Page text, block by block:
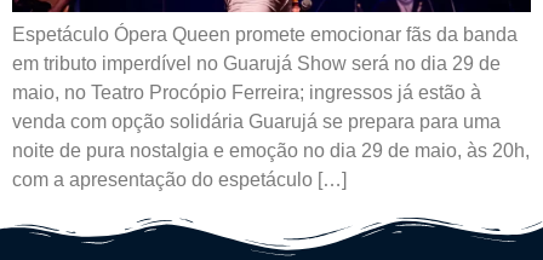
Espetáculo Ópera Queen promete emocionar fãs da banda
em tributo imperdível no Guarujá Show será no dia 29 de
maio, no Teatro Procópio Ferreira; ingressos já estão à
venda com opção solidária Guarujá se prepara para uma
noite de pura nostalgia e emoção no dia 29 de maio, às 20h,
com a apresentação do espetáculo […]